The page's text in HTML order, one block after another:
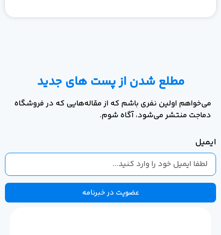
مطلع شدن از پست های جدید
می‌خواهم اولین نفری باشم که از مقاله‌هایی که در فروشگاه
دماجت منتشر می‌شود، آگاه شوم.
ایمیل
عضویت در خبرنامه